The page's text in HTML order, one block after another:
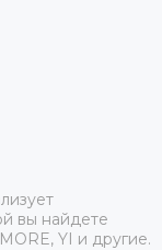
вы найдете
YI и другие.